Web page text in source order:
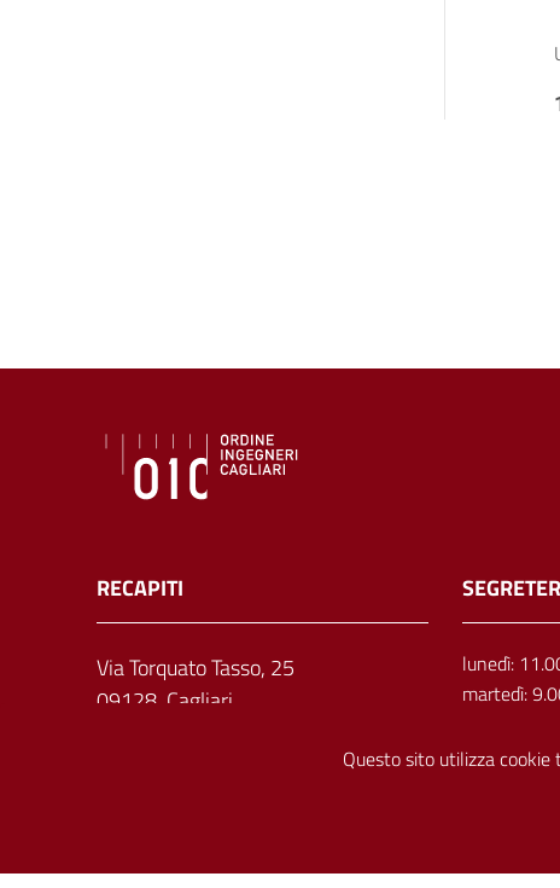
Questo sito utilizza cookie
RECAPITI
Via Torquato Tasso, 25
09128, Cagliari
lunedì:
martedì:
giovedì: